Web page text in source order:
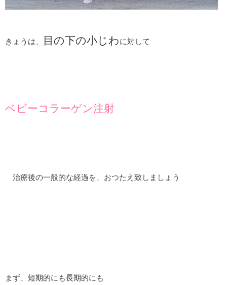
きょうは、 目の下の小じわに対して
ベビーコラーゲン注射
治療後の一般的な経過を、おつたえ致しましょう
まず、短期的にも長期的にも